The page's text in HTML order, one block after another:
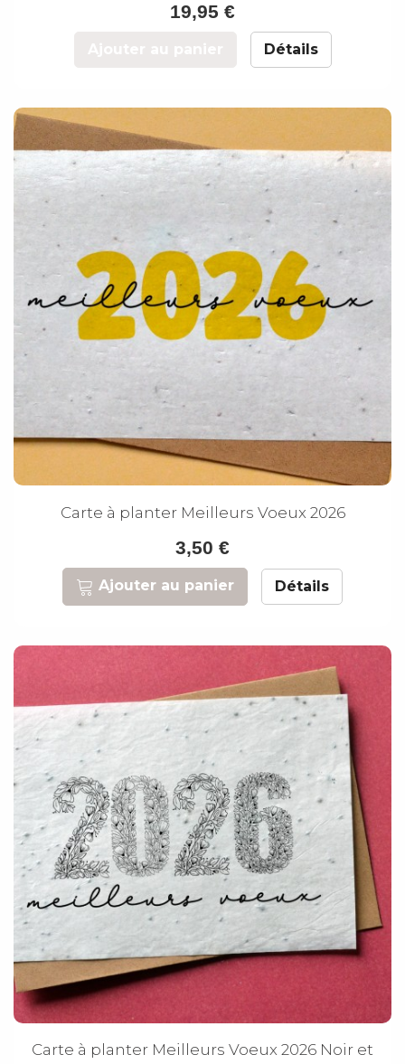
19,95 €
Détails
Carte à planter Meilleurs Voeux 2026
3,50 €
Ajouter au panier Détails
Carte à planter Meilleurs Voeux 2026 Noir et